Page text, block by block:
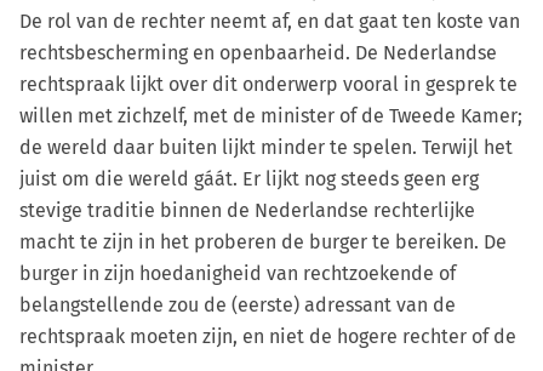
De rol van de rechter neemt af, en dat gaat ten koste van
rechtsbescherming en openbaarheid. De Nederlandse
rechtspraak lijkt over dit onderwerp vooral in gesprek te
willen met zichzelf, met de minister of de Tweede Kamer;
de wereld daar buiten lijkt minder te spelen. Terwijl het
juist om die wereld gáát. Er lijkt nog steeds geen erg
stevige traditie binnen de Nederlandse rechterlijke
macht te zijn in het proberen de burger te bereiken. De
burger in zijn hoedanigheid van rechtzoekende of
belangstellende zou de (eerste) adressant van de
rechtspraak moeten zijn, en niet de hogere rechter of de